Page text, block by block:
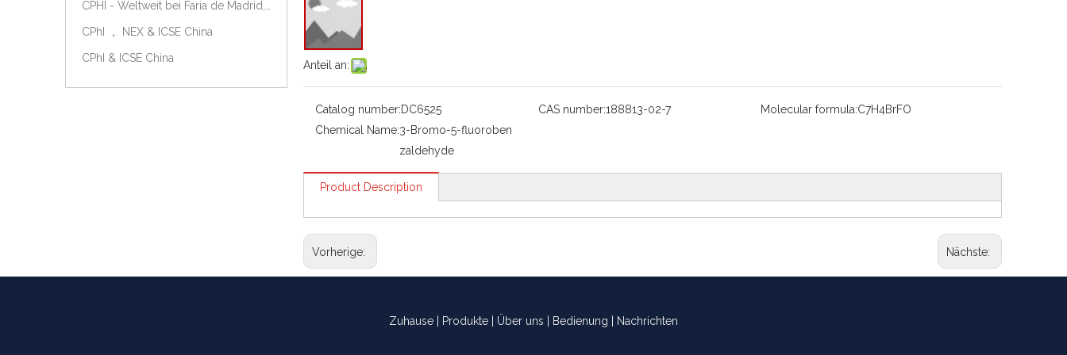
CPhI ， NEX & ICSE China
CPhI & ICSE China
Anteil an:
Catalog number:DC6525 CAS number:188813-02-7 Molecular formula:C7H4BrFO
Chemical Name:3-Bromo-5-fluoroben
zaldehyde
Product Description
Vorherige: Nächste:
Zuhause Produkte Über uns Bedienung Nachrichten